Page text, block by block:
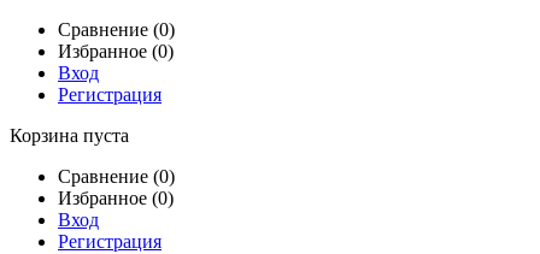
Сравнение (0)
Избранное (0)
Вход
Регистрация
Корзина пуста
Сравнение (0)
Избранное (0)
Вход
Регистрация